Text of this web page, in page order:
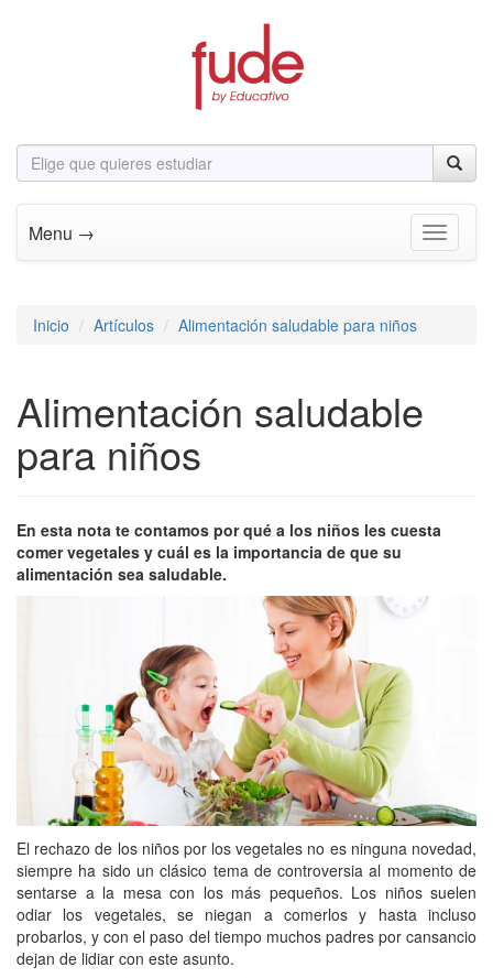
Menu → Toggle
Inicio Artículos Alimentación saludable para niños
Alimentación saludable
para niños
En esta nota te contamos por qué a los niños les cuesta
comer vegetales y cuál es la importancia de que su
alimentación sea saludable.
El rechazo de los niños por los vegetales no es ninguna novedad,
siempre ha sido un clásico tema de controversia al momento de
sentarse a la mesa con los más pequeños. Los niños suelen
odiar los vegetales, se niegan a comerlos y hasta incluso
probarlos, y con el paso del tiempo muchos padres por cansancio
dejan de lidiar con este asunto.